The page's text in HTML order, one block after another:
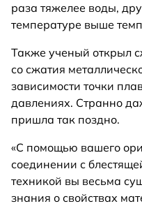
раза тяжелее воды,
температуре выше
Также ученый открыл
со сжатия
зависимости точки
давлениях. Странно
пришла так поздно.
«С помощью вашего
соединении с
техникой вы весьма
знания о свойствах